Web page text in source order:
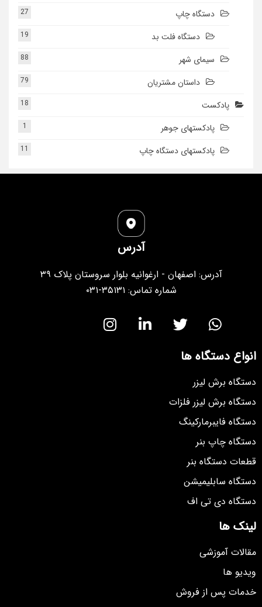
دستگاه چاپ 27
دستگاه فلت بد 19
سیمای شهر 88
داستان مشتریان 79
پادکست 18
پادکستهای جوهر 1
پادکستهای دستگاه چاپ 11
آدرس
آدرس: اصفهان - ارغوانیه بلوار سروستان پلاک ۳۹
شماره تماس: ۳۵۱۳۱-۰۳۱
انواع دستگاه ها
دستگاه برش لیزر
دستگاه برش لیزر فلزات
دستگاه فایبرمارکینگ
دستگاه چاپ بنر
قطعات دستگاه بنر
دستگاه سابلیمیشن
دستگاه دی تی اف
لینک ها
مقالات آموزشی
ویدیو ها
خدمات پس از فروش